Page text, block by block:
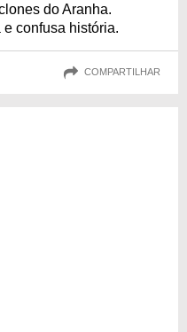
do Aranha.
confusa história.
COMPARTILHAR